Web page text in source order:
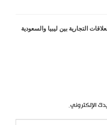
التجارية بين ليبيا والسعودية
الإلكتروني.